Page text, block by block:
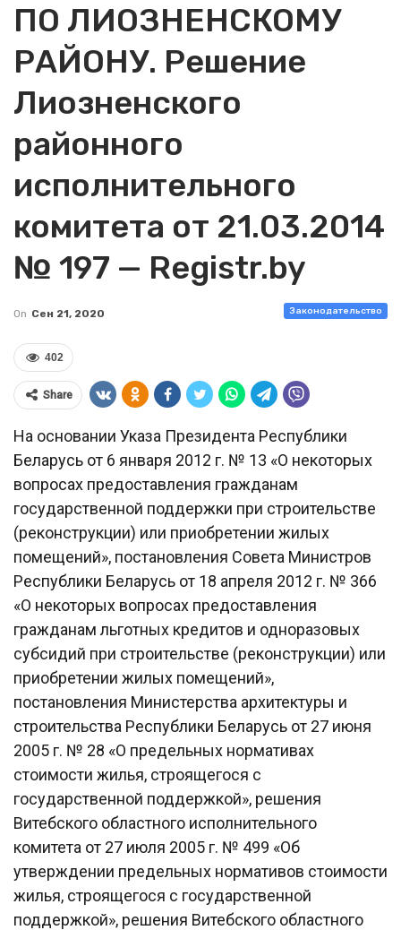
ПО ЛИОЗНЕНСКОМУ
РАЙОНУ. Решение
Лиозненского
районного
исполнительного
комитета от 21.03.2014
№ 197 — Registr.by
Законодательство
On Сен 21, 2020
402
Share
На основании Указа Президента Республики
Беларусь от 6 января 2012 г. № 13 «О некоторых
вопросах предоставления гражданам
государственной поддержки при строительстве
(реконструкции) или приобретении жилых
помещений», постановления Совета Министров
Республики Беларусь от 18 апреля 2012 г. № 366
«О некоторых вопросах предоставления
гражданам льготных кредитов и одноразовых
субсидий при строительстве (реконструкции) или
приобретении жилых помещений»,
постановления Министерства архитектуры и
строительства Республики Беларусь от 27 июня
2005 г. № 28 «О предельных нормативах
стоимости жилья, строящегося с
государственной поддержкой», решения
Витебского областного исполнительного
комитета от 27 июля 2005 г. № 499 «Об
утверждении предельных нормативов стоимости
жилья, строящегося с государственной
поддержкой», решения Витебского областного